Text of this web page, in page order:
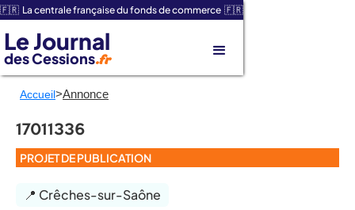
🇫🇷 La centrale française du fonds de commerce 🇫🇷
Le Journal
des Cessions.fr
Accueil>Annonce
17011336
PROJET DE PUBLICATION
📍 Crêches-sur-Saône